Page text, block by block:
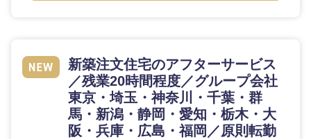
新築注文住宅のアフターサービス
／残業20時間程度／グループ会社
東京・埼玉・神奈川・千葉・群
馬・新潟・静岡・愛知・栃木・大
阪・兵庫・広島・福岡／原則転勤